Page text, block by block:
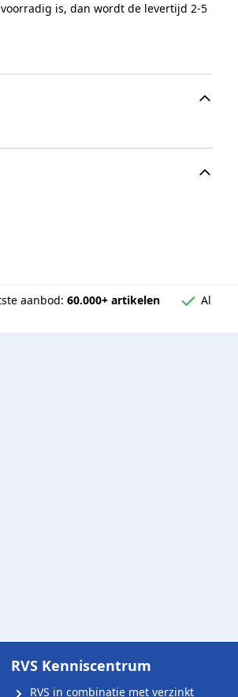
is, dan wordt de levertijd 2-5
aanbod: 60.000+ artikelen
Al
RVS Kenniscentrum
RVS in combinatie met verzinkt